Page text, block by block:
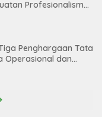
Profesionalisme
Penghargaan Tata
Operasional dan